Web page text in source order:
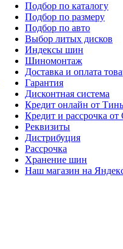
Подбор по каталогу
Подбор по размеру
Подбор по авто
Выбор литых дисков
Индексы шин
Шиномонтаж
Доставка и оплата
Гарантия
Дисконтная система
Кредит онлайн от
Кредит и рассрочка от
Реквизиты
Дистрибуция
Рассрочка
Хранение шин
Наш магазин на